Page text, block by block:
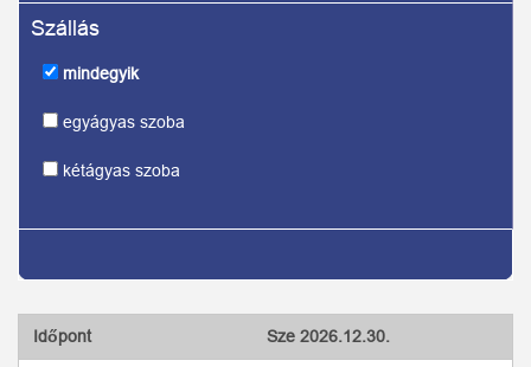
mindegyik
egyágyas szoba
kétágyas szoba
Sze 2026.12.30.